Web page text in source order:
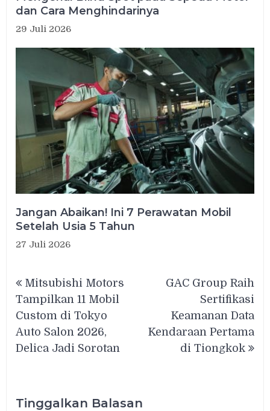
dan Cara Menghindarinya
29 Juli 2026
Jangan Abaikan! Ini 7 Perawatan Mobil
Setelah Usia 5 Tahun
27 Juli 2026
pos
Mitsubishi Motors
Tampilkan 11 Mobil
Custom di Tokyo
Auto Salon 2026,
Delica Jadi Sorotan
GAC Group Raih
Sertifikasi
Keamanan Data
Kendaraan Pertama
di Tiongkok
Tinggalkan Balasan